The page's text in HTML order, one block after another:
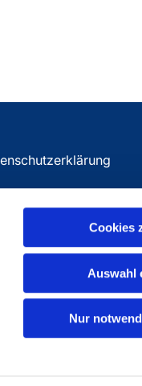
Cookies
Auswahl
Nur